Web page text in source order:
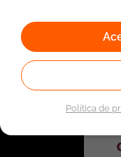
del Servicio
0026 del 17 de
Política de